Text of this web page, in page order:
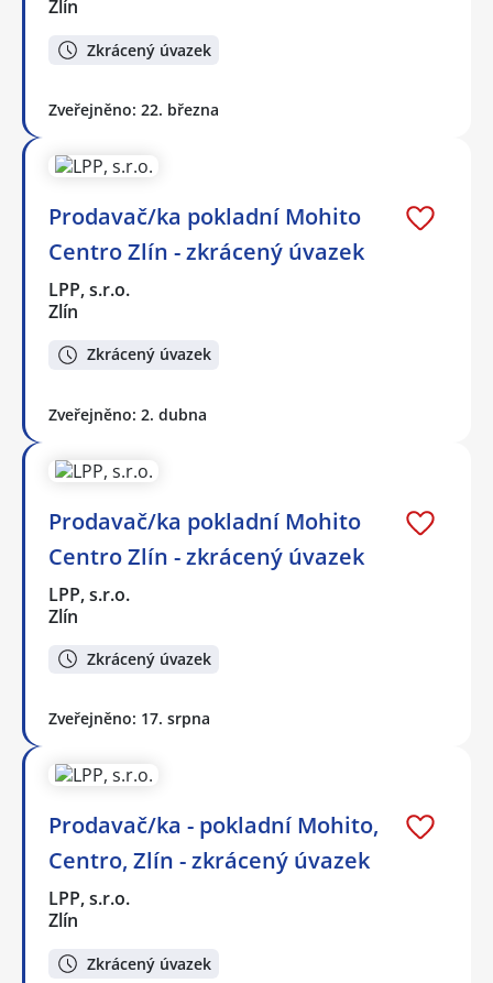
Zlín
Zkrácený úvazek
Zveřejněno: 22. března
Prodavač/ka pokladní Mohito
Centro Zlín - zkrácený úvazek
LPP, s.r.o.
Zlín
Zkrácený úvazek
Zveřejněno: 2. dubna
Prodavač/ka pokladní Mohito
Centro Zlín - zkrácený úvazek
LPP, s.r.o.
Zlín
Zkrácený úvazek
Zveřejněno: 17. srpna
Prodavač/ka - pokladní Mohito,
Centro, Zlín - zkrácený úvazek
LPP, s.r.o.
Zlín
Zkrácený úvazek